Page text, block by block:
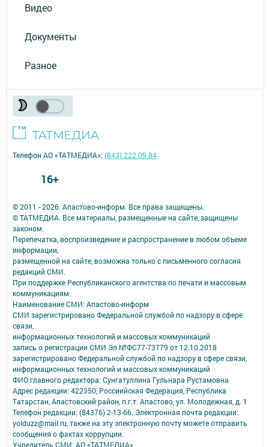
Видео
Документы
Разное
© 2011 - 2026. Апастово-информ. Все права защищены.
© ТАТМЕДИА. Все материалы, размещенные на сайте, защищены
законом.
Перепечатка, воспроизведение и распространение в любом объеме
информации,
размещенной на сайте, возможна только с письменного согласия
редакций СМИ.
При поддержке Республиканского агентства по печати и массовым
коммуникациям.
Наименование СМИ: Апастово-информ
СМИ зарегистрировано Федеральной службой по надзору в сфере
связи,
информационных технологий и массовых коммуникаций
запись о регистрации СМИ Эл №ФС77-73779 от 12.10.2018
зарегистрировано Федеральной службой по надзору в сфере связи,
информационных технологий и массовых коммуникаций
ФИО главного редактора: Сунгатуллина Гульнара Рустамовна
Адрес редакции: 422350, Россиийская Федерация, Республика
Татарстан, Апастовский район, п.г.т. Апастово, ул. Молодежная, д. 1
Телефон редакции: (84376) 2-13-66. Электронная почта редакции:
yolduzz@mail.ru, также на эту электронную почту можете отправить
сообщения о фактах коррупции.
Учредитель СМИ: АО «ТАТМЕДИА»
Телефон АО «ТАТМЕДИА»:(843) 222 09 84
16+